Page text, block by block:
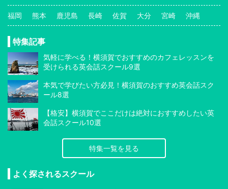
福岡 熊本 鹿児島 長崎 佐賀 大分 宮崎 沖縄
特集記事
気軽に学べる！横須賀でおすすめのカフェレッスンを
受けられる英会話スクール9選
本気で学びたい方必見！横須賀のおすすめ英会話スク
ール8選
【格安】横須賀でここだけは絶対におすすめしたい英
会話スクール10選
特集一覧を見る
よく探されるスクール